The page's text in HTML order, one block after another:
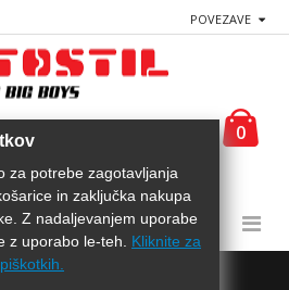
za potrebe zagotavljanja
in zaključka nakupa
Z nadaljevanjem uporabe
z uporabo le-teh. Kliknite za
POVEZAVE
0
za poškodovan lak 500mL